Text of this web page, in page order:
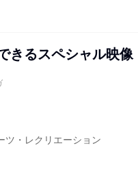
きるスペシャル映像
ツ・レクリエーション